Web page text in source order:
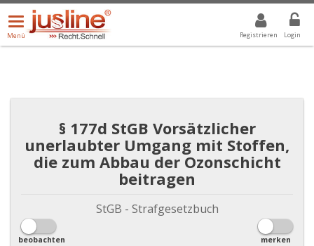
Registrieren Login
Menü
öffnen/schließen
Menü
ALLE DROPDOWN: GEWÄHLTER WERT IST ALLE
§ 177d StGB Vorsätzlicher
unerlaubter Umgang mit Stoffen,
die zum Abbau der Ozonschicht
beitragen
StGB - Strafgesetzbuch
beobachten merken